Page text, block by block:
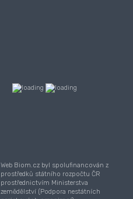
Web Biom.cz byl spolufinancován z
prostředků státního rozpočtu ČR
prostřednictvím Ministerstva
zemědělství (Podpora nestátních